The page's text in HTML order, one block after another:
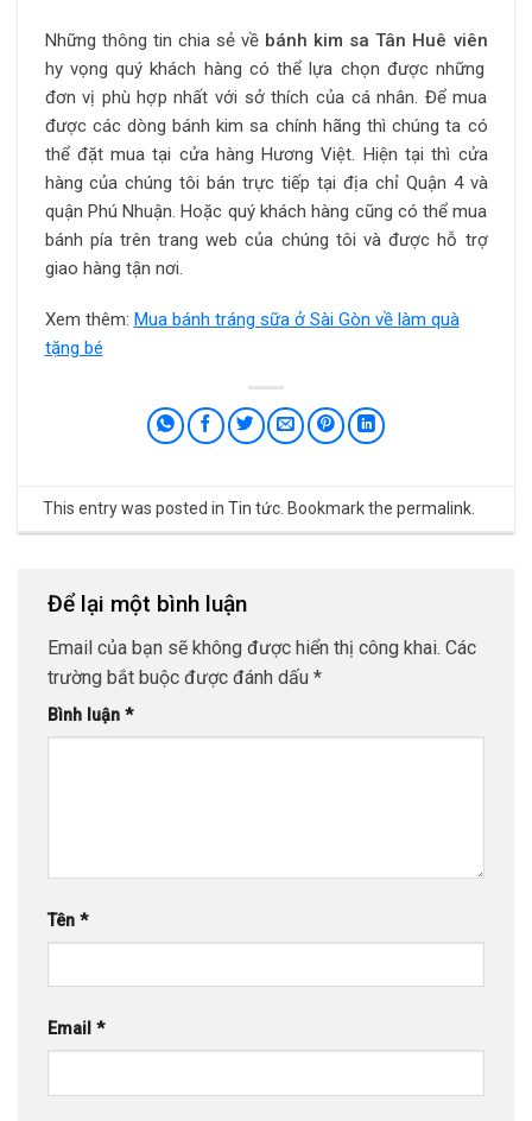
Những thông tin chia sẻ về bánh kim sa Tân Huê viên
hy vọng quý khách hàng có thể lựa chọn được những
đơn vị phù hợp nhất với sở thích của cá nhân. Để mua
được các dòng bánh kim sa chính hãng thì chúng ta có
thể đặt mua tại cửa hàng Hương Việt. Hiện tại thì cửa
hàng của chúng tôi bán trực tiếp tại địa chỉ Quận 4 và
quận Phú Nhuận. Hoặc quý khách hàng cũng có thể mua
bánh pía trên trang web của chúng tôi và được hỗ trợ
giao hàng tận nơi.
Xem thêm: Mua bánh tráng sữa ở Sài Gòn về làm quà
tặng bé
This entry was posted in Tin tức . Bookmark the permalink
Để lại một bình luận
Email của bạn sẽ không được hiển thị công khai. Các
trường bắt buộc được đánh dấu *
Bình luận *
Tên *
Email *